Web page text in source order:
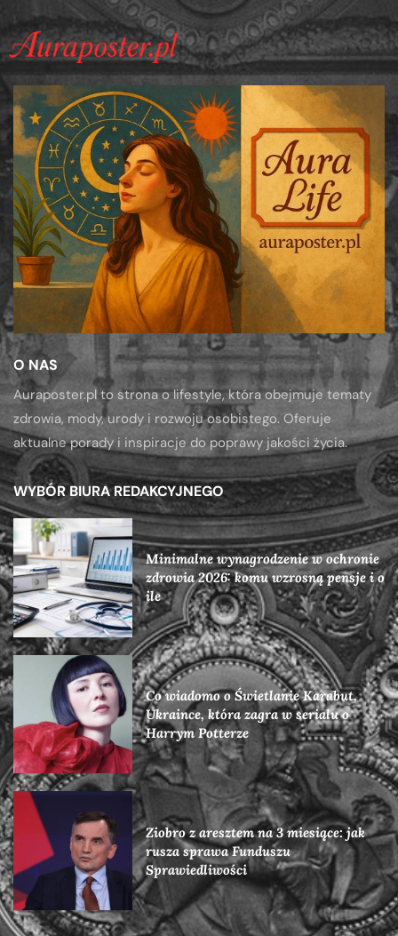
O NAS
Auraposter.pl to strona o lifestyle, która obejmuje tematy
zdrowia, mody, urody i rozwoju osobistego. Oferuje
aktualne porady i inspiracje do poprawy jakości życia.
WYBÓR BIURA REDAKCYJNEGO
Minimalne wynagrodzenie w ochronie
zdrowia 2026: komu wzrosną pensje i o
ile
Co wiadomo o Świetlanie Karabut,
Ukraince, która zagra w serialu o
Harrym Potterze
Ziobro z aresztem na 3 miesiące: jak
rusza sprawa Funduszu
Sprawiedliwości